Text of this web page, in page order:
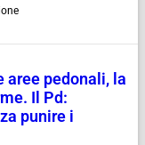
aree pedonali, la
Il Pd:
punire i